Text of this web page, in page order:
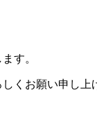
す。
くお願い申し上